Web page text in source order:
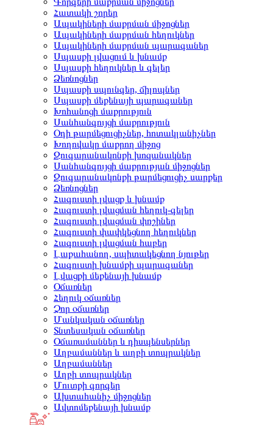
Հատակի շորեր
Ապակիների մաքրման միջոցներ
Ապակիների մաքրման հեղուկներ
Ապակիների մաքրման պարագաներ
Սպասքի լվացում և խնամք
Սպասքի հեղուկներ և գելեր
Ձեռնոցներ
Սպասքի սպունգեր, ճիլոպներ
Սպասքի մեքենայի պարագաներ
Խոհանոցի մաքրություն
Սանհանգույցի մաքրություն
Օդի թարմեցուցիչներ, հոտակլանիչներ
Խողովակը մաքրող միջոց
Զուգարանակոնքի խոզանակներ
Սանհանգույցի մաքրության միջոցներ
Զուգարանակոնքի թարմեցուցիչ սարքեր
Ձեռնոցներ
Հագուստի լվացք և խնամք
Հագուստի լվացման հեղուկ-գելեր
Հագուստի լվացման փոշիներ
Հագուստի փափկեցնող հեղուկներ
Հագուստի լվացման հաբեր
Լաքահանող, սպիտակեցնող նյութեր
Հագուստի խնամքի պարագաներ
Լվացքի մեքենայի խնամք
Օճառներ
Հեղուկ օճառներ
Չոր օճառներ
Մանկական օճառներ
Տնտեսական օճառներ
Օճառամաններ և դիսպենսերներ
Աղբամաններ և աղբի տոպրակներ
Աղբամաններ
Աղբի տոպրակներ
Մուտքի գորգեր
Ախտահանիչ միջոցներ
Ավտոմեքենայի խնամք